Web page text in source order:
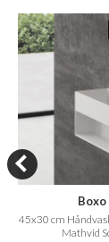
Boxo
45x30 cm
Mathvid